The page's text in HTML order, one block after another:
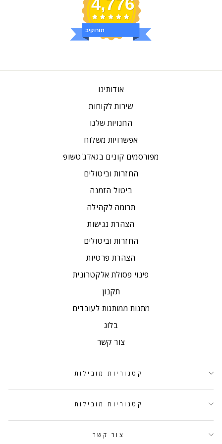
ביקורות
אודותינו
שירות לקוחות
החנויות שלנו
אפשרויות משלוח
מפורסמים קונים בגאדג'טשופ
החזרות וביטולים
ביטול הזמנה
תרומה לקהילה
הצהרת נגישות
החזרות וביטולים
הצהרת פרטיות
פינוי פסולת אלקטרונית
תקנון
מתנות ממותגות לעובדים
בלוג
צור קשר
קטגוריות מובילות
קטגוריות מובילות
צור קשר